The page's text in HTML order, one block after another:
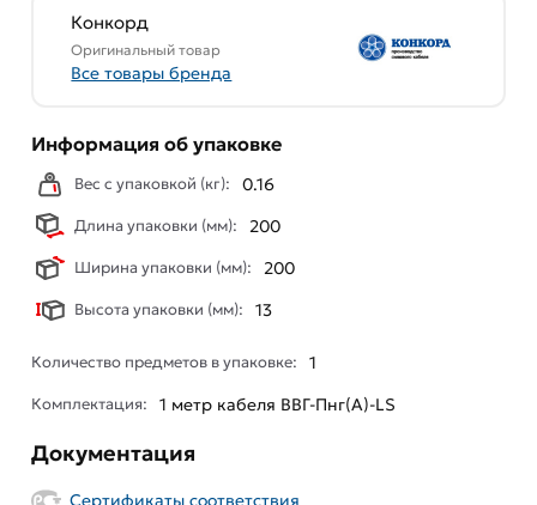
ВВГ-Пнг(А)-LS 3x2,5ок(N, PE) - 0,66, 4663 из
категории Кабель силовой медный ВВГнг LS
действительны в Москве и области.
заказ и свяжутся с Вами для согласования условий
доставки или самовывоза. Перед оформлением
онлайн заказа рекомендуем ознакомиться с
описанием, характеристиками и отзывами.
Данний товар от производителя
соответствует всем стандартам качества. Возврат
купленного товарa в течение 7 дней (наличие чека
обязательно).
Конкорд
Оригинальный товар
Все товары бренда
Информация об упаковке
Вес с упаковкой (кг): 0.16
Длина упаковки (мм): 200
Ширина упаковки (мм): 200
Высота упаковки (мм): 13
Количество предметов в упаковке: 1
Комплектация: 1 мeтр кабеля ВВГ-Пнг(A)-LS
Документация
Сертификаты соответствия